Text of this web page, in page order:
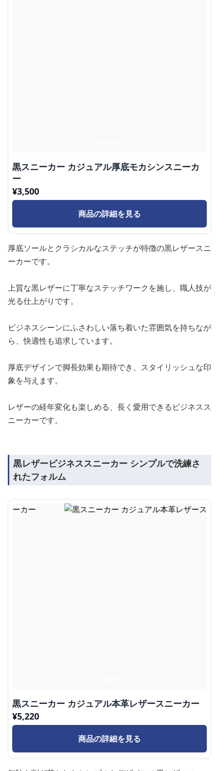
黒スニーカー カジュアル厚底モカシンスニーカ
ー
¥3,500
商品の詳細を見る
厚底ソールとクラシカルなステッチが特徴の黒レザースニ
ーカーです。
上質な黒レザーに丁寧なステッチワークを施し、職人技が
光る仕上がりです。
ビジネスシーンにふさわしい落ち着いた雰囲気を持ちなが
ら、快適性も追求しています。
厚底デザインで脚長効果も期待でき、スタイリッシュな印
象を与えます。
レザーの経年変化も楽しめる、長く愛用できるビジネスス
ニーカーです。
黒レザービジネススニーカー シンプルで洗練さ
れたフォルム
黒スニーカー カジュアル本革レザースニーカー
¥5,220
商品の詳細を見る